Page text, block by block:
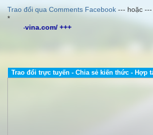
Trao đổi qua Comments Facebook --- hoặc ---
*
Trao đổi trực tuyến - Chia sẻ kiến thức - Hợp